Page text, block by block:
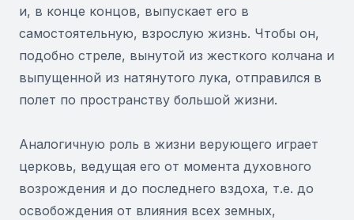
и, в конце концов, выпускает его в
самостоятельную, взрослую жизнь. Чтобы он,
подобно стреле, вынутой из жесткого колчана и
выпущенной из натянутого лука, отправился в
полет по пространству большой жизни.
Аналогичную роль в жизни верующего играет
церковь, ведущая его от момента духовного
возрождения и до последнего вздоха, т.е. до
освобождения от влияния всех земных,